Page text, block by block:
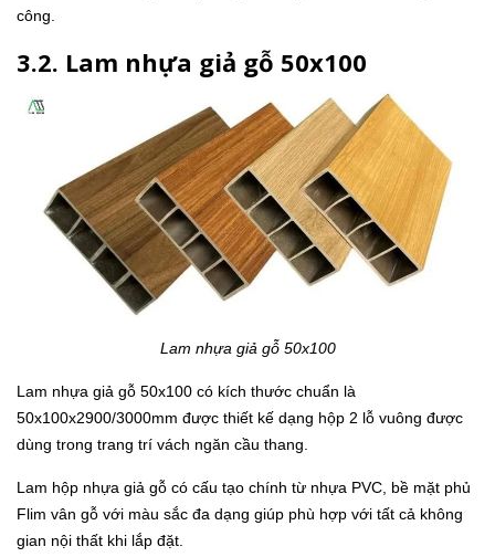
công.
3.2. Lam nhựa giả gỗ 50x100
Lam nhựa giả gỗ 50x100
Lam nhựa giả gỗ 50x100 có kích thước chuẩn là
50x100x2900/3000mm được thiết kế dạng hộp 2 lỗ vuông được
dùng trong trang trí vách ngăn cầu thang.
Lam hộp nhựa giả gỗ có cấu tạo chính từ nhựa PVC, bề mặt phủ
Flim vân gỗ với màu sắc đa dạng giúp phù hợp với tất cả không
gian nội thất khi lắp đặt.